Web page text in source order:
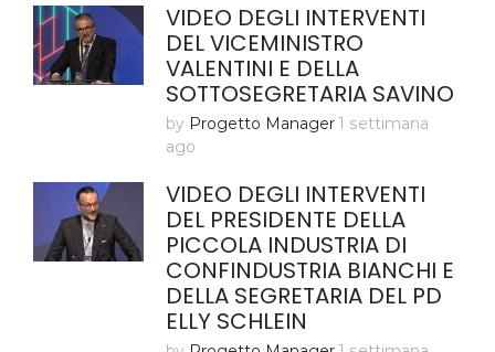
VIDEO DEGLI INTERVENTI
DEL VICEMINISTRO
VALENTINI E DELLA
SOTTOSEGRETARIA SAVINO
by Progetto Manager 1 settimana
ago
VIDEO DEGLI INTERVENTI
DEL PRESIDENTE DELLA
PICCOLA INDUSTRIA DI
CONFINDUSTRIA BIANCHI E
DELLA SEGRETARIA DEL PD
ELLY SCHLEIN